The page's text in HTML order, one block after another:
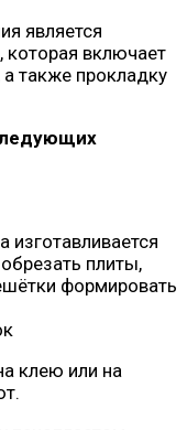
является
которая включает
а также прокладку
изготавливается
плиты,
формировать
клею или на